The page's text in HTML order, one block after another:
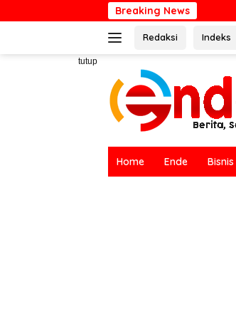
ke
Breaking News
Redaksi Indeks
tutup
Home Ende Bisnis